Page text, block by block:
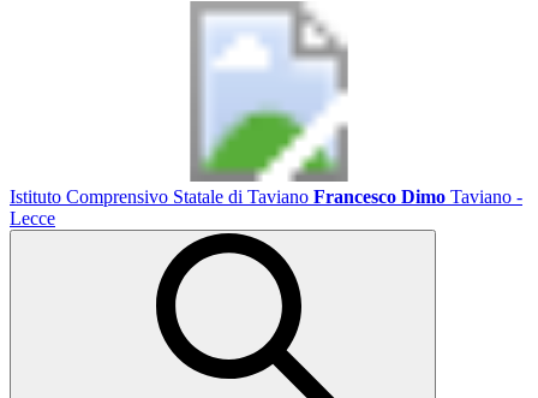
Istituto Comprensivo Statale di Taviano Francesco Dimo Taviano -
Lecce